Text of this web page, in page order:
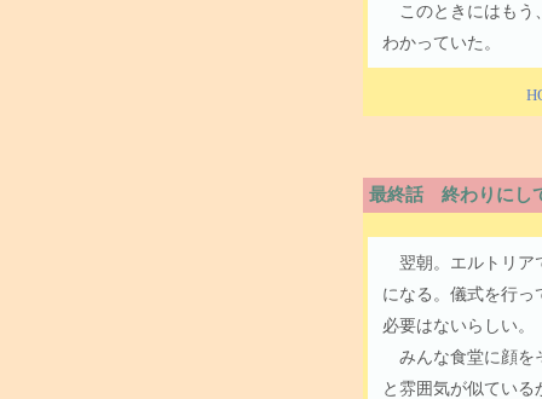
このときにはもう
わかっていた。
最終話 終わりにし
翌朝。エルトリア
になる。儀式を行
必要はないらしい。
みんな食堂に顔を
と雰囲気が似ている